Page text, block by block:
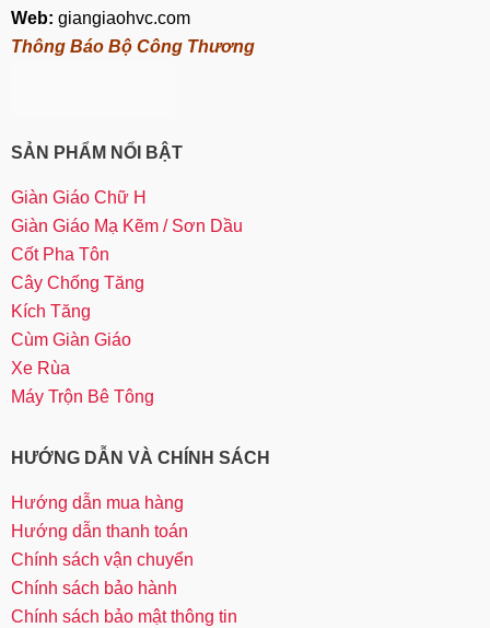
Web: giangiaohvc.com
Thông Báo Bộ Công Thương
SẢN PHẨM NỔI BẬT
Giàn Giáo Chữ H
Giàn Giáo Mạ Kẽm / Sơn Dầu
Cốt Pha Tôn
Cây Chống Tăng
Kích Tăng
Cùm Giàn Giáo
Xe Rùa
Máy Trộn Bê Tông
HƯỚNG DẪN VÀ CHÍNH SÁCH
Hướng dẫn mua hàng
Hướng dẫn thanh toán
Chính sách vận chuyển
Chính sách bảo hành
Chính sách bảo mật thông tin